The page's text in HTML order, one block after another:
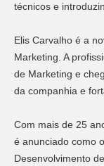
técnicos e
Elis Carvalho é a
Marketing. A
de Marketing e
da companhia e
Com mais de 25
é anunciado como
Desenvolvimento